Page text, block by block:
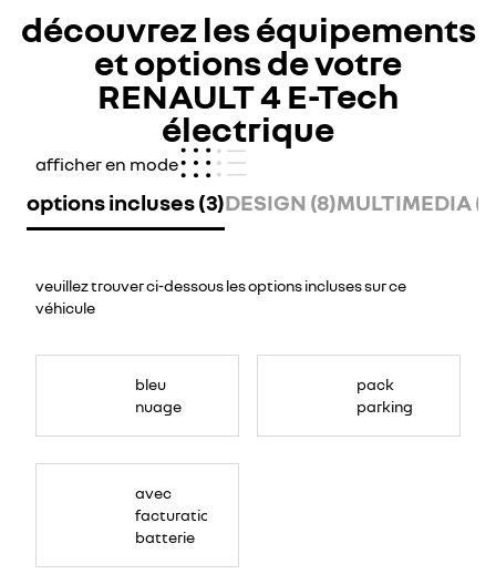
découvrez les équipements
et options de votre
RENAULT 4 E-Tech
électrique
afficher en mode
options incluses (3)DESIGN (8)MULTIMEDIA
veuillez trouver ci-dessous les options incluses sur ce
véhicule
bleu
nuage
et
pack
parking
avec
facturation
batterie